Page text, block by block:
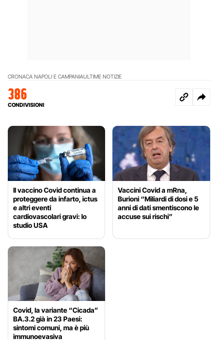
CRONACA NAPOLI E CAMPANIAULTIME NOTIZIE
386
CONDIVISIONI
Il vaccino Covid continua a
proteggere da infarto, ictus
e altri eventi
cardiovascolari gravi: lo
studio USA
Vaccini Covid a mRna,
Burioni “Miliardi di dosi e 5
anni di dati smentiscono le
accuse sui rischi”
Covid, la variante “Cicada”
BA.3.2 già in 23 Paesi:
sintomi comuni, ma è più
immunoevasiva